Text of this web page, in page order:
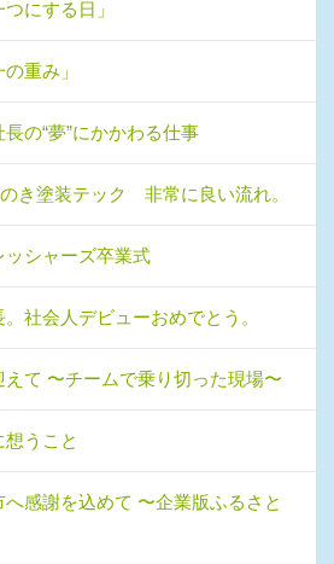
つにする日」
の重み」
長の“夢”にかかわる仕事
き塗装テック 非常に良い流れ。
ッシャーズ卒業式
社会人デビューおめでとう。
えて 〜チームで乗り切った現場〜
想うこと
へ感謝を込めて 〜企業版ふるさと